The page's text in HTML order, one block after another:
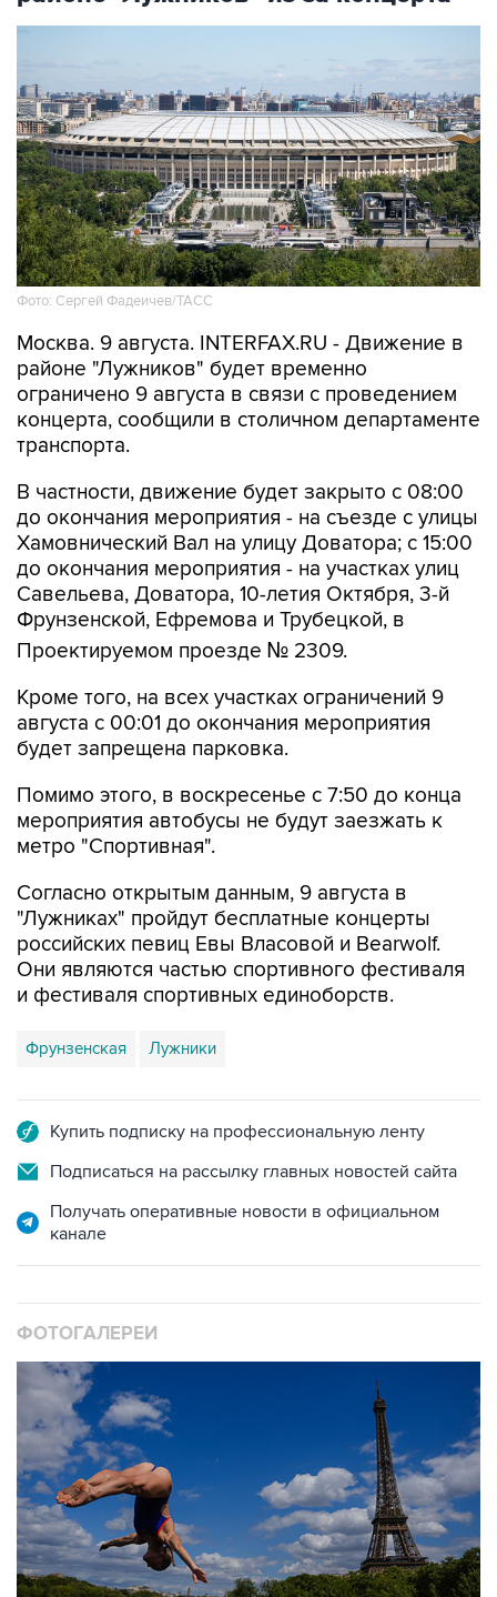
Фото: Сергей Фадеичев/ТАСС
Москва. 9 августа. INTERFAX.RU - Движение в
районе "Лужников" будет временно
ограничено 9 августа в связи с проведением
концерта, сообщили в столичном департаменте
транспорта.
В частности, движение будет закрыто с 08:00
до окончания мероприятия - на съезде с улицы
Хамовнический Вал на улицу Доватора; с 15:00
до окончания мероприятия - на участках улиц
Савельева, Доватора, 10-летия Октября, 3-й
Фрунзенской, Ефремова и Трубецкой, в
Проектируемом проезде № 2309.
Кроме того, на всех участках ограничений 9
августа с 00:01 до окончания мероприятия
будет запрещена парковка.
Помимо этого, в воскресенье с 7:50 до конца
мероприятия автобусы не будут заезжать к
метро "Спортивная".
Согласно открытым данным, 9 августа в
"Лужниках" пройдут бесплатные концерты
российских певиц Евы Власовой и Bearwolf.
Они являются частью спортивного фестиваля
и фестиваля спортивных единоборств.
Фрунзенская Лужники
Купить подписку на профессиональную ленту
Подписаться на рассылку главных новостей сайта
Получать оперативные новости в официальном
канале
ФОТОГАЛЕРЕИ